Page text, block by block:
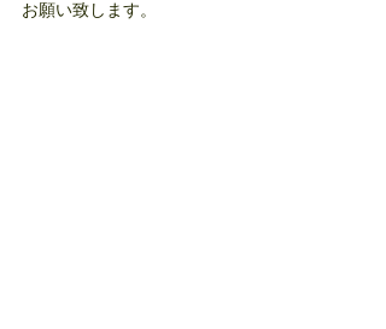
お願い致します。